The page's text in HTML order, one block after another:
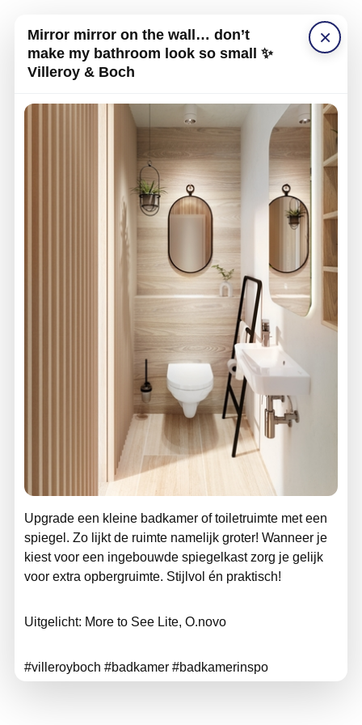
×
Mirror mirror on the wall… don’t
make my bathroom look so small ✨
Villeroy & Boch
Upgrade een kleine badkamer of toiletruimte met een
spiegel. Zo lijkt de ruimte namelijk groter! Wanneer je
kiest voor een ingebouwde spiegelkast zorg je gelijk
voor extra opbergruimte. Stijlvol én praktisch!
Uitgelicht: More to See Lite, O.novo
#villeroyboch #badkamer #badkamerinspo